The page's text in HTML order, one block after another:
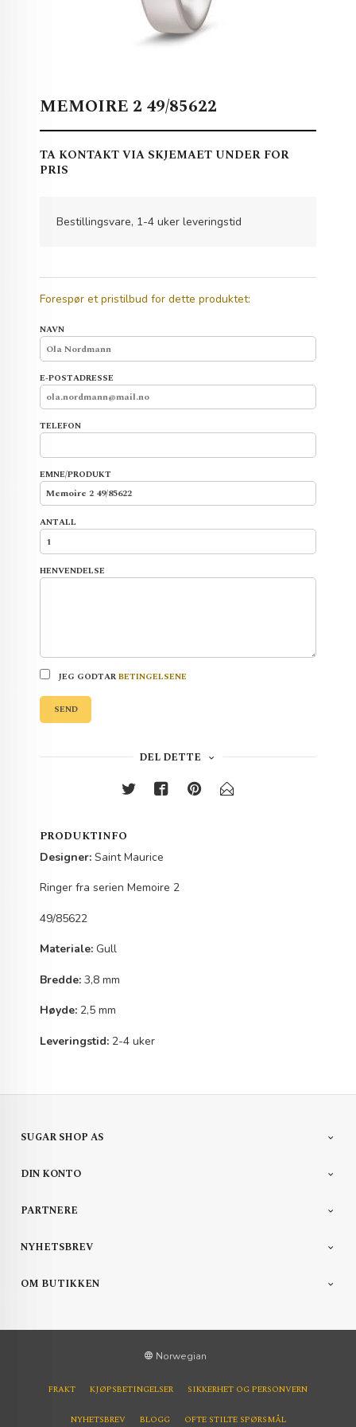
MEMOIRE 2 49/85622
TA KONTAKT VIA SKJEMAET UNDER FOR
PRIS
Bestillingsvare, 1-4 uker leveringstid
Forespør et pristilbud for dette produktet:
NAVN
E-POSTADRESSE
TELEFON
EMNE/PRODUKT
ANTALL
HENVENDELSE
JEG GODTARBETINGELSENE
SEND
DEL DETTE
PRODUKTINFO
Designer: Saint Maurice
Ringer fra serien Memoire 2
49/85622
Materiale:Gull
Bredde:3,8 mm
Høyde: 2,5 mm
Leveringstid: 2-4 uker
SUGAR SHOP AS
DIN KONTO
PARTNERE
NYHETSBREV
OM BUTIKKEN
Norwegian
FRAKT KJØPSBETINGELSER SIKKERHET OG PERSONVERN
NYHETSBREV BLOGG OFTE STILTE SPØRSMÅL